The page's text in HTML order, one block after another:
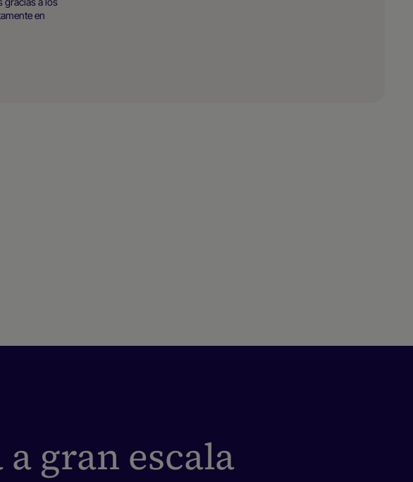
en
gran escala